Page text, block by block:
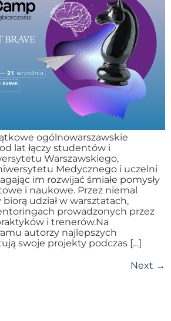
ogólnowarszawskie
lat łączy studentów i
Warszawskiego,
Medycznego i uczelni
im rozwijać śmiałe pomysły
i naukowe. Przez niemal
udział w warsztatach,
prowadzonych przez
i trenerów.Na
autorzy najlepszych
swoje projekty podczas […]
Next →